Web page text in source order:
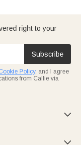
right to your
Subscribe
Policy, and I agree
from Callie via

